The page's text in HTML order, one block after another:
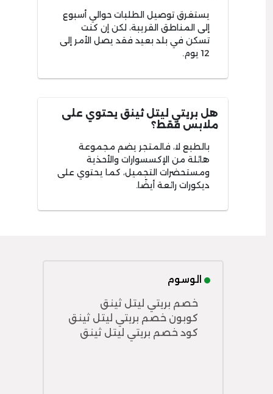
يستغرق توصيل الطلبات حوالي أسبوع
إلى المناطق القريبة، لكن إن كنت
تسكن في بلد بعيد فقد يصل الأمر إلى
12 يوم.
هل بريتي ليتل ثينق يحتوي على
ملابس فقط؟
بالطبع لا، فالمتجر يضم مجموعة
هائلة من الإكسسوارات والأحذية
ومستحضرات التجميل، كما يحتوي على
ديكورات رائعة أيضًا.
الوسوم
خصم بريتي ليتل ثينق
كوبون خصم بريتي ليتل ثينق
كود خصم بريتي ليتل ثينق